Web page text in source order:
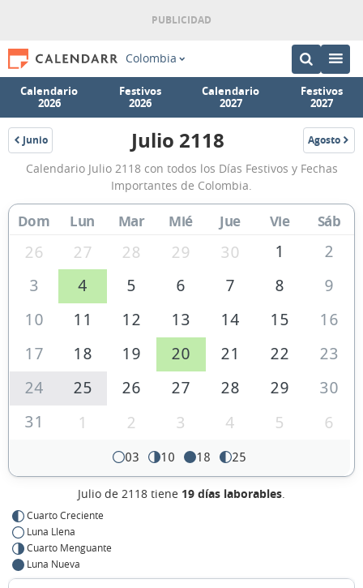
Colombia
Calendario
2026
Festivos
2026
Calendario
2027
Festivos
2027
Junio
2118
Calendario
Julio
2118
de
Colombia
Julio 2118 Agosto
2118
Calendario Julio 2118 con todos los Días Festivos y Fechas
Importantes de Colombia.
Dom Lun Mar Mié Jue Vie Sáb
26 27 28 29 30 1
2
3
4 5 6 7 8
9
10
11 12 13 14 15
16
17
18 19 20 21 22
23
24
25 26 27 28 29
30
31
1 2 3 4 5 6
03 10 18 25
Julio de 2118 tiene 19 días laborables.
Cuarto Creciente
Luna Llena
Cuarto Menguante
Luna Nueva